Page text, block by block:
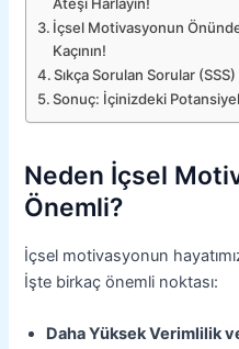
İçsel Motivasyonun
Kaçının!
Sıkça Sorulan Sorular (SSS)
Sonuç: İçinizdeki
Neden İçsel
Önemli?
İçsel motivasyonun
İşte birkaç önemli noktası:
Daha Yüksek Verimlilik